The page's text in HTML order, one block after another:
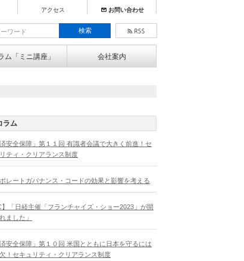
アクセス お問い合わせ
ム「ミニ講座」 会社案内
ラム
済安全保障」第１１回 有識者会議で大きく前進！セ
ティ・クリアランス制度
レートガバナンス・コードの効果と影響を考える
】「日経主催「フランチャイズ・ショー2023」が開
ました」
済安全保障」第１０回 米国とともに日本を守るには
！セキュリティ・クリアランス制度